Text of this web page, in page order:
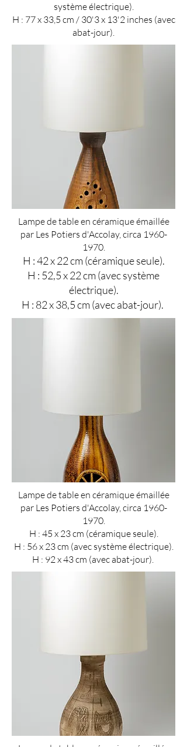
système électrique).
H : 77 x 33,5 cm / 30'3 x 13'2 inches (avec
abat-jour).
Lampe de table en céramique émaillée
par Les Potiers d'Accolay, circa 1960-
1970.
H : 42 x 22 cm (céramique seule).
H : 52,5 x 22 cm (avec système
électrique).
H : 82 x 38,5 cm (avec abat-jour).
Lampe de table en céramique émaillée
par Les Potiers d'Accolay, circa 1960-
1970.
H : 45 x 23 cm (céramique seule).
H : 56 x 23 cm (avec système électrique).
H : 92 x 43 cm (avec abat-jour).